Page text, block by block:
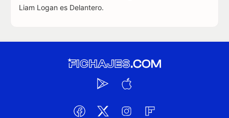
Liam Logan es Delantero.